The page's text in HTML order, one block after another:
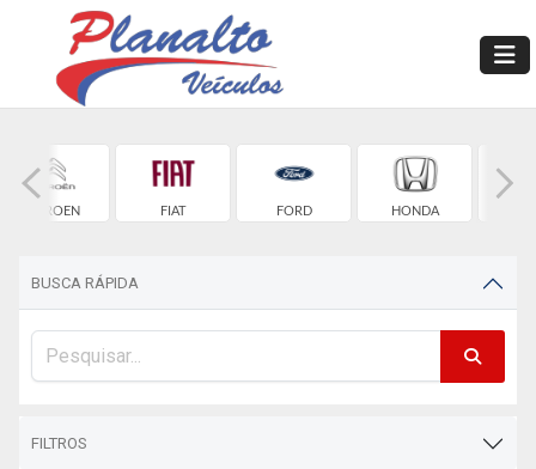
CITROEN FIAT FORD HONDA
BUSCA RÁPIDA
FILTROS